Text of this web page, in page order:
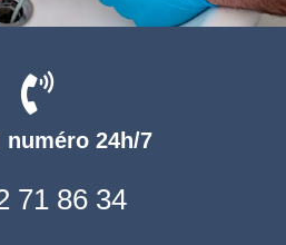
numéro 24h/7
71 86 34